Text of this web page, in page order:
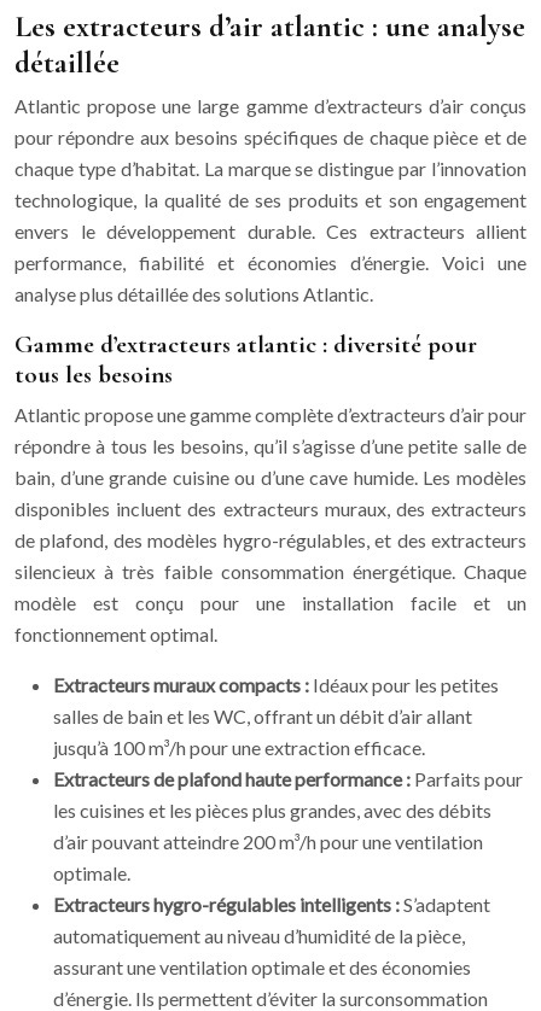
Les extracteurs d’air atlantic : une analyse
détaillée
Atlantic propose une large gamme d’extracteurs d’air conçus
pour répondre aux besoins spécifiques de chaque pièce et de
chaque type d’habitat. La marque se distingue par l’innovation
technologique, la qualité de ses produits et son engagement
envers le développement durable. Ces extracteurs allient
performance, fiabilité et économies d’énergie. Voici une
analyse plus détaillée des solutions Atlantic.
Gamme d’extracteurs atlantic : diversité pour
tous les besoins
Atlantic propose une gamme complète d’extracteurs d’air pour
répondre à tous les besoins, qu’il s’agisse d’une petite salle de
bain, d’une grande cuisine ou d’une cave humide. Les modèles
disponibles incluent des extracteurs muraux, des extracteurs
de plafond, des modèles hygro-régulables, et des extracteurs
silencieux à très faible consommation énergétique. Chaque
modèle est conçu pour une installation facile et un
fonctionnement optimal.
Extracteurs muraux compacts : Idéaux pour les petites
salles de bain et les WC, offrant un débit d’air allant
jusqu’à 100 m³/h pour une extraction efficace.
Extracteurs de plafond haute performance : Parfaits pour
les cuisines et les pièces plus grandes, avec des débits
d’air pouvant atteindre 200 m³/h pour une ventilation
optimale.
Extracteurs hygro-régulables intelligents :S’adaptent
automatiquement au niveau d’humidité de la pièce,
assurant une ventilation optimale et des économies
d’énergie. Ils permettent d’éviter la surconsommation